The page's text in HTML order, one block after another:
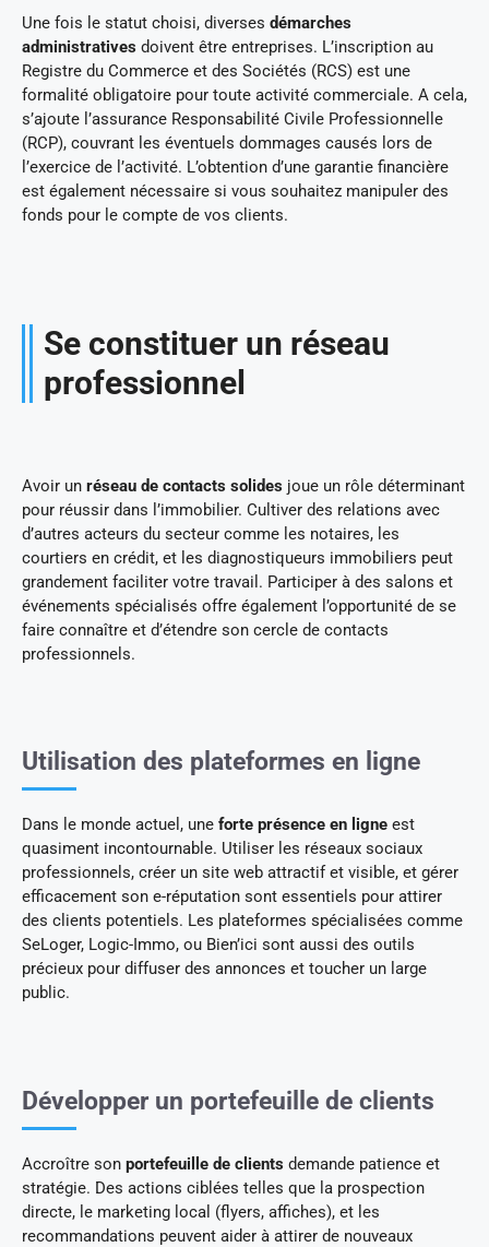
Une fois le statut choisi, diverses démarches
administratives doivent être entreprises. L’inscription au
Registre du Commerce et des Sociétés (RCS) est une
formalité obligatoire pour toute activité commerciale. A cela,
s’ajoute l’assurance Responsabilité Civile Professionnelle
(RCP), couvrant les éventuels dommages causés lors de
l’exercice de l’activité. L’obtention d’une garantie financière
est également nécessaire si vous souhaitez manipuler des
fonds pour le compte de vos clients.
Se constituer un réseau
professionnel
Avoir un réseau de contacts solides joue un rôle déterminant
pour réussir dans l’immobilier. Cultiver des relations avec
d’autres acteurs du secteur comme les notaires, les
courtiers en crédit, et les diagnostiqueurs immobiliers peut
grandement faciliter votre travail. Participer à des salons et
événements spécialisés offre également l’opportunité de se
faire connaître et d’étendre son cercle de contacts
professionnels.
Utilisation des plateformes en ligne
Dans le monde actuel, une forte présence en ligne est
quasiment incontournable. Utiliser les réseaux sociaux
professionnels, créer un site web attractif et visible, et gérer
efficacement son e-réputation sont essentiels pour attirer
des clients potentiels. Les plateformes spécialisées comme
SeLoger, Logic-Immo, ou Bien’ici sont aussi des outils
précieux pour diffuser des annonces et toucher un large
public.
Développer un portefeuille de clients
Accroître son portefeuille de clients demande patience et
stratégie. Des actions ciblées telles que la prospection
directe, le marketing local (flyers, affiches), et les
recommandations peuvent aider à attirer de nouveaux